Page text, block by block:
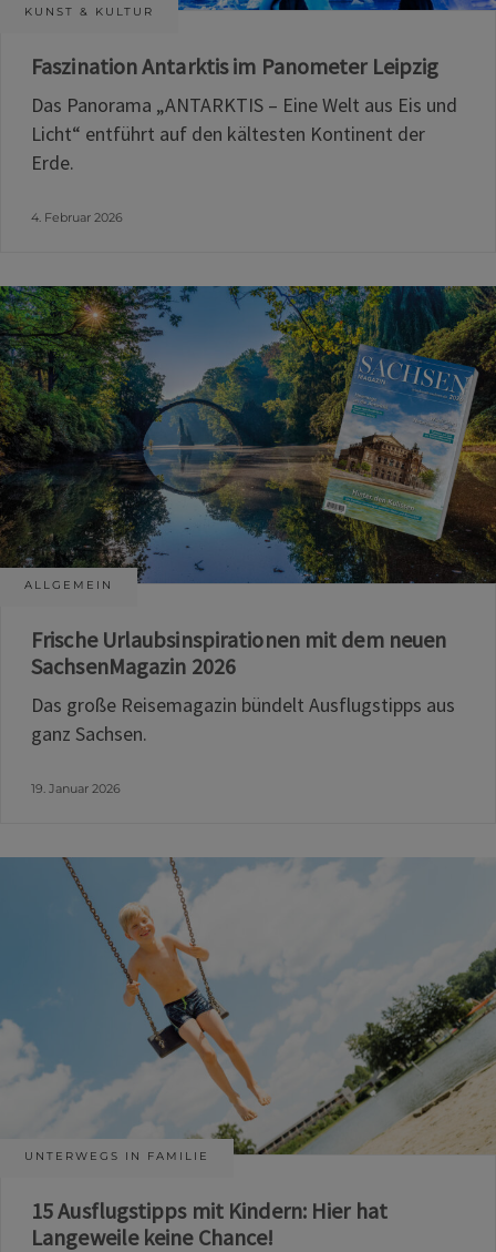
KUNST & KULTUR
Faszination Antarktis im Panometer Leipzig
Das Panorama „ANTARKTIS – Eine Welt aus Eis und
Licht“ entführt auf den kältesten Kontinent der
Erde.
4. Februar 2026
ALLGEMEIN
Frische Urlaubsinspirationen mit dem neuen
SachsenMagazin 2026
Das große Reisemagazin bündelt Ausflugstipps aus
ganz Sachsen.
19. Januar 2026
UNTERWEGS IN FAMILIE
15 Ausflugstipps mit Kindern: Hier hat
Langeweile keine Chance!